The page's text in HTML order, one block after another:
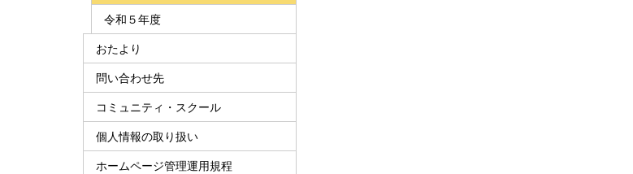
令和５年度
おたより
問い合わせ先
コミュニティ・スクール
個人情報の取り扱い
ホームページ管理運用規程